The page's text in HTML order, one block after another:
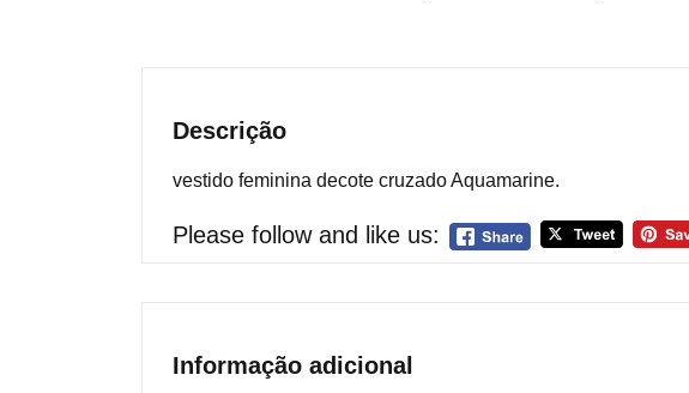
Descrição
vestido feminina decote cruzado Aquamarine.
Please follow and like us:
Informação adicional